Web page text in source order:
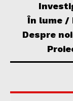
În lume /
Despre